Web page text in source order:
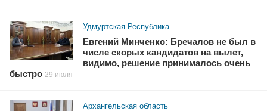
Удмуртская Республика
Евгений Минченко: Бречалов не был в
числе скорых кандидатов на вылет,
видимо, решение принималось очень
быстро 29 июля
Архангельская область